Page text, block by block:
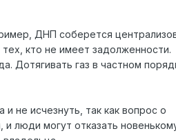
ДНП соберется
тех, кто не имеет задолженности.
Дотягивать газ в частном
не исчезнуть, так как вопрос о
люди могут отказать